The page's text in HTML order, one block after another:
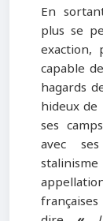
En
plus se
exaction,
capable
hagards
hideux de
ses
avec